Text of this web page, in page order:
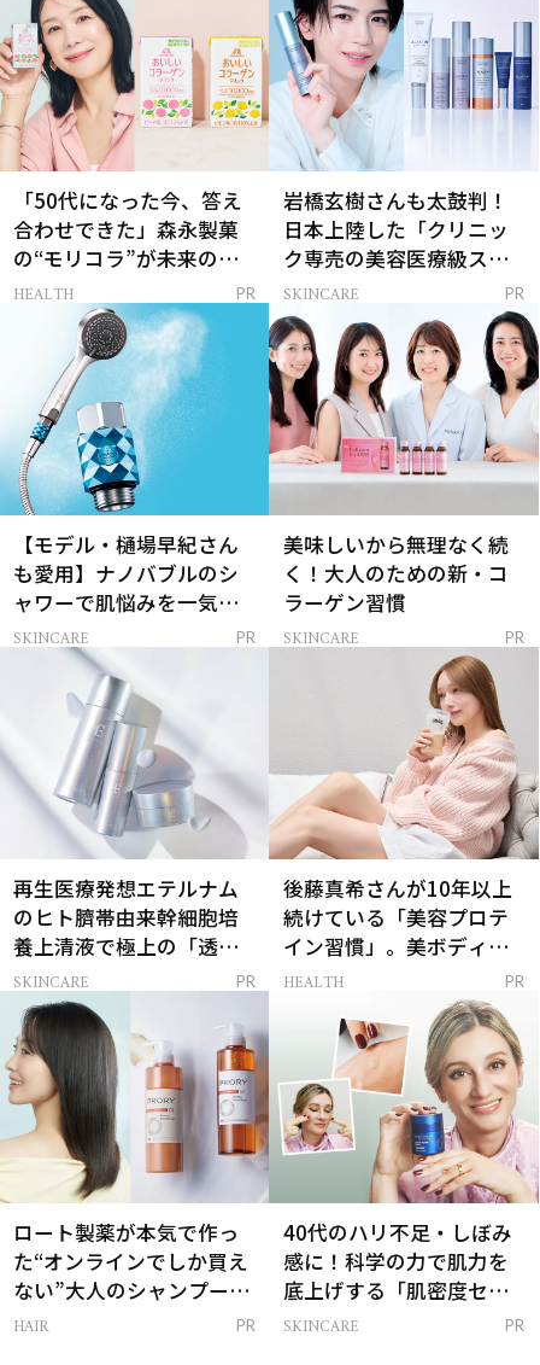
「50代になった今、答え
合わせできた」森永製菓
の“モリコラ”が未来のキ
レイを連れてくる！
HEALTH PR
岩橋玄樹さんも太鼓判！
日本上陸した「クリニッ
ク専売の美容医療級スキ
ンケア」
SKINCARE PR
【モデル・樋場早紀さん
も愛用】ナノバブルのシ
ャワーで肌悩みを一気に
解決
SKINCARE PR
美味しいから無理なく続
く！大人のための新・コ
ラーゲン習慣
SKINCARE PR
再生医療発想エテルナム
のヒト臍帯由来幹細胞培
養上清液で極上の「透明
感ハリ肌」へ
SKINCARE PR
後藤真希さんが10年以上
続けている「美容プロテ
イン習慣」。美ボディを
支える朝ルーティンと
HEALTH PR
ロート製薬が本気で作っ
た“オンラインでしか買え
ない”大人のシャンプー＆
トリートメントって？
HAIR PR
40代のハリ不足・しぼみ
感に！科学の力で肌力を
底上げする「肌密度セラ
ム」
SKINCARE PR